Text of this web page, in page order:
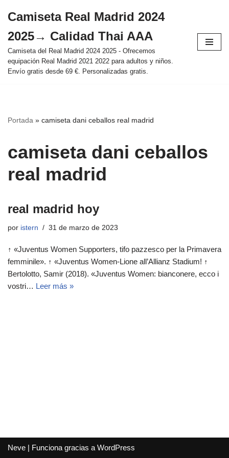
al
contenido
Camiseta Real Madrid 2024
2025→ Calidad Thai AAA
Camiseta del Real Madrid 2024 2025 - Ofrecemos
equipación Real Madrid 2021 2022 para adultos y niños.
Envío gratis desde 69 €. Personalizadas gratis.
Portada » camiseta dani ceballos real madrid
camiseta dani ceballos
real madrid
real madrid hoy
por istern 31 de marzo de 2023
↑ «Juventus Women Supporters, tifo pazzesco per la Primavera
femminile». ↑ «Juventus Women-Lione all’Allianz Stadium! ↑
Bertolotto, Samir (2018). «Juventus Women: bianconere, ecco i
vostri… Leer más »
Neve | Funciona gracias a WordPress